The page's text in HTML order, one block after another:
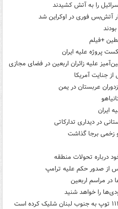
را به آتش کشیدند
آتش‌بس فوری در اوکراین شد
+فیلم
پروژه علیه ایران
علیه زائران اربعین در فضای مجازی
جنایت آمریکا
عربستان در یمن
ایران
در دیداری تدارکاتی
زخمی برجا گذاشت
درباره تحولات منطقه
از صدور حکم علیه ترامپ
مراسم اربعین
را خواهد شنید